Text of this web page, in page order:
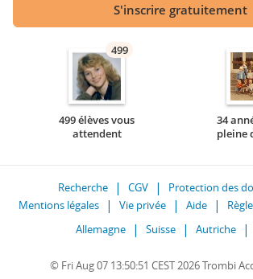
S'inscrire gratuitement
499
499 élèves vous
attendent
34
pleine
Recherche CGV
Protection des
Mentions légales
Vie privée Aide
Allemagne
Suisse Autriche
© Fri Aug 07 13:50:51 CEST 2026 Trombi